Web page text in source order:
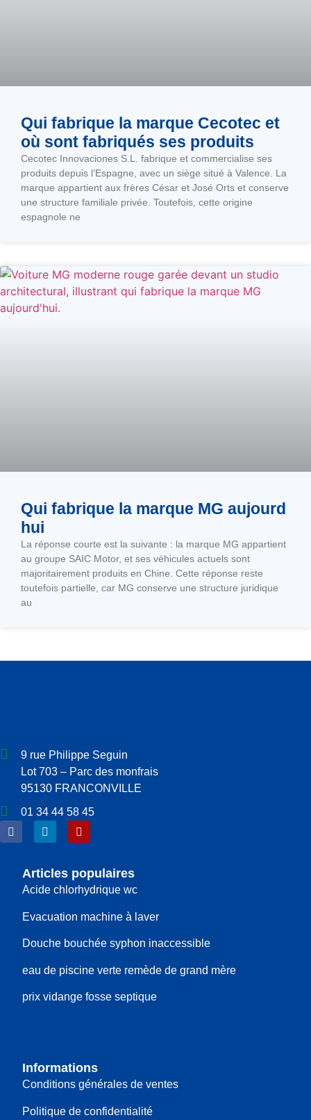
Qui fabrique la marque Cecotec et
où sont fabriqués ses produits
Cecotec Innovaciones S.L. fabrique et commercialise ses
produits depuis l’Espagne, avec un siège situé à Valence. La
marque appartient aux frères César et José Orts et conserve
une structure familiale privée. Toutefois, cette origine
espagnole ne
Qui fabrique la marque MG aujourd
hui
La réponse courte est la suivante : la marque MG appartient
au groupe SAIC Motor, et ses véhicules actuels sont
majoritairement produits en Chine. Cette réponse reste
toutefois partielle, car MG conserve une structure juridique
au
9 rue Philippe Seguin
Lot 703 – Parc des monfrais
95130 FRANCONVILLE
01 34 44 58 45
Articles populaires
Acide chlorhydrique wc
Evacuation machine à laver
Douche bouchée syphon inaccessible
eau de piscine verte remède de grand mère
prix vidange fosse septique
Informations
Conditions générales de ventes
Politique de confidentialité